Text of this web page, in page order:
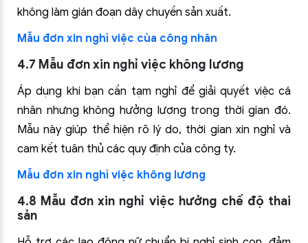
không làm gián đoạn dây chuyền sản xuất.
Mẫu đơn xin nghỉ việc của công nhân
4.7 Mẫu đơn xin nghỉ việc không lương
Áp dụng khi bạn cần tạm nghỉ để giải quyết việc cá
nhân nhưng không hưởng lương trong thời gian đó.
Mẫu này giúp thể hiện rõ lý do, thời gian xin nghỉ và
cam kết tuân thủ các quy định của công ty.
Mẫu đơn xin nghỉ việc không lương
4.8 Mẫu đơn xin nghỉ việc hưởng chế độ thai
sản